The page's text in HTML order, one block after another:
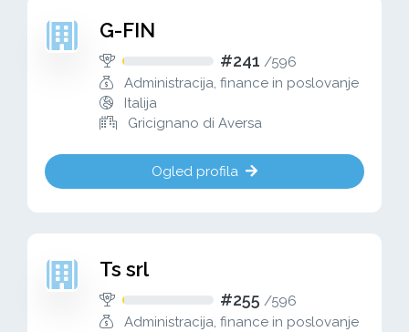
G-FIN
#241 /596
Administracija, finance in poslovanje
Italija
Gricignano di Aversa
Ogled profila
Ts srl
#255 /596
Administracija, finance in poslovanje